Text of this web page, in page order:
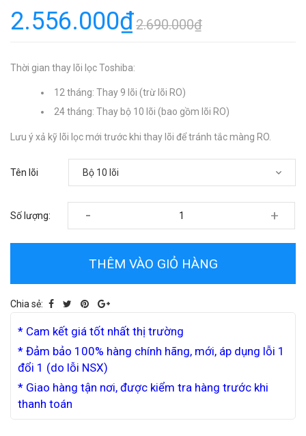
2.556.000₫2.690.000₫
Thời gian thay lõi lọc Toshiba:
12 tháng: Thay 9 lõi (trừ lõi RO)
24 tháng: Thay bộ 10 lõi (bao gồm lõi RO)
Lưu ý xả kỹ lõi lọc mới trước khi thay lõi để tránh tắc màng RO.
Tên lõi
Số lượng: - +
THÊM VÀO GIỎ HÀNG
Chia sẻ:
* Cam kết giá tốt nhất thị trường
* Đảm bảo 100% hàng chính hãng, mới, áp dụng lỗi 1
đổi 1 (do lỗi NSX)
* Giao hàng tận nơi, được kiểm tra hàng trước khi
thanh toán